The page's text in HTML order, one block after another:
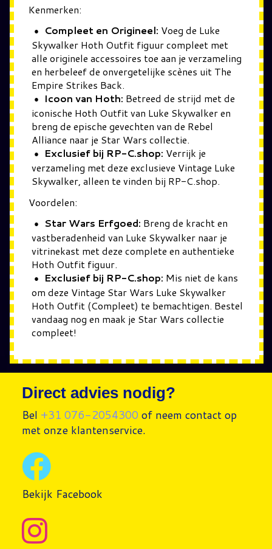
Kenmerken:
Compleet en Origineel: Voeg de Luke
Skywalker Hoth Outfit figuur compleet met
alle originele accessoires toe aan je verzameling
en herbeleef de onvergetelijke scènes uit The
Empire Strikes Back.
Icoon van Hoth: Betreed de strijd met de
iconische Hoth Outfit van Luke Skywalker en
breng de epische gevechten van de Rebel
Alliance naar je Star Wars collectie.
Exclusief bij RP-C.shop: Verrijk je
verzameling met deze exclusieve Vintage Luke
Skywalker, alleen te vinden bij RP-C.shop.
Voordelen:
Star Wars Erfgoed: Breng de kracht en
vastberadenheid van Luke Skywalker naar je
vitrinekast met deze complete en authentieke
Hoth Outfit figuur.
Exclusief bij RP-C.shop: Mis niet de kans
om deze Vintage Star Wars Luke Skywalker
Hoth Outfit (Compleet) te bemachtigen. Bestel
vandaag nog en maak je Star Wars collectie
compleet!
Direct advies nodig?
Bel +31 076-2054300 of neem contact op
met onze klantenservice.
Bekijk Facebook